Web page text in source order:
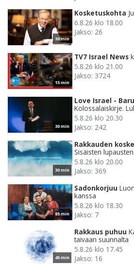
30 min
Kosketuskohta
6.8.26 klo 18.00
Jakso: 26
15 min
TV7 Israel News
5.8.26 klo 21.00
Jakso: 3724
30 min
Love Israel -
Kolossalaiskirje.
5.8.26 klo 20.30
Jakso: 242
30 min
Rakkauden
Sisäisten
5.8.26 klo 20.00
Jakso: 369
85 min
Sadonkorjuu
kanssa
5.8.26 klo 18.30
Jakso: 7
45 min
Rakkaus puhuu
taivaan suunnalta
5.8.26 klo 17.45
Jakso: 16